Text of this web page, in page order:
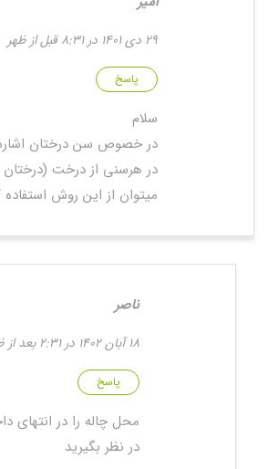
29 دی 1401 در 8:31 قبل از ظهر
پاسخ
سلام
در خصوص سن درختان اشاره
در هرسنی از درخت (درختان
میتوان از این روش استفاده
ناصر
18 آبان 1402 در 2:31 بعد از ظهر
پاسخ
محل چاله را در انتهای
در نظر بگیرید